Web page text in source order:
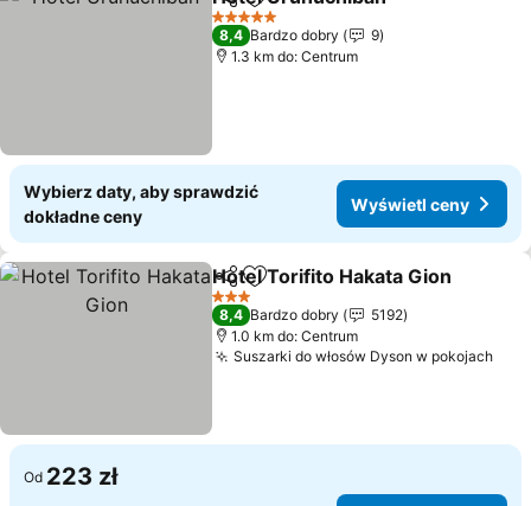
Udostępnij
Dodaj do ulubionych
5 Kategoria
8,4 Bardzo dobry
9
1.3 km do: Centrum
Wybierz daty, aby sprawdzić
dokładne ceny
Wyświetl ceny
Udostępnij
Dodaj do ulubionych
Hotel Torifito Hakata Gion
3 Kategoria
8,4 Bardzo dobry
5192
1.0 km do: Centrum
Suszarki do włosów Dyson w pokojach
Od 223 zł